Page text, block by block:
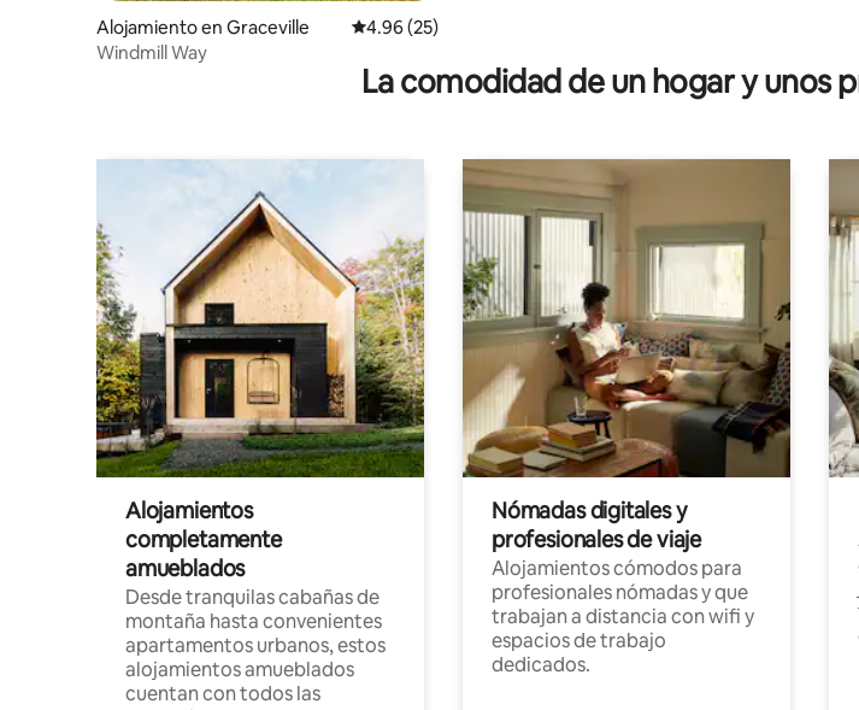
Alojamiento en Graceville Calificación promedio: 4.96 de 5, 25 reseñas
4.96 (25)
Windmill Way
La comodidad de un hogar y unos
Alojamientos
completamente
amueblados
Desde tranquilas cabañas de
montaña hasta convenientes
apartamentos urbanos, estos
alojamientos amueblados
cuentan con todos las
Nómadas digitales y
profesionales de viaje
Alojamientos cómodos para
profesionales nómadas y que
trabajan a distancia con wifi y
espacios de trabajo
dedicados.